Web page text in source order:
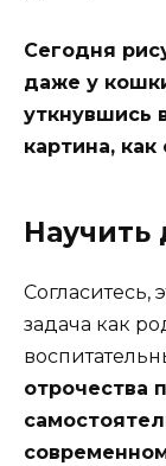
Сегодня
даже у
уткнувшись
картина,
Научить
Согласитесь,
задача как
отрочества